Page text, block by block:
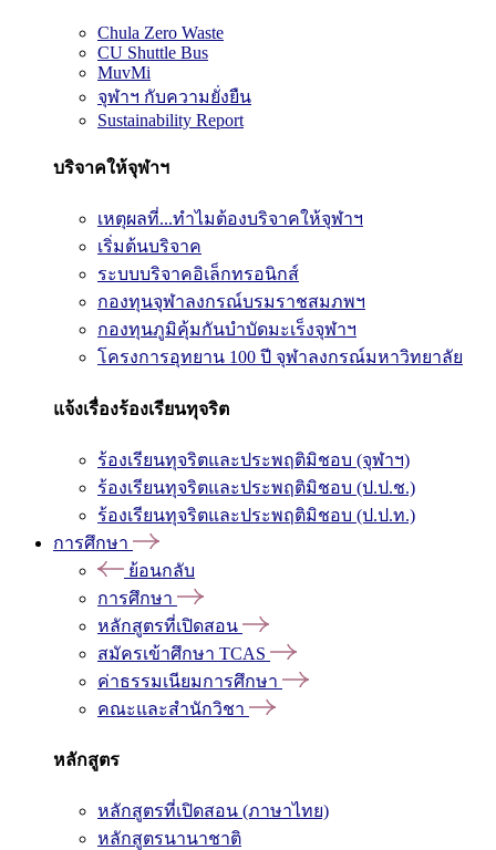
Chula Zero Waste
CU Shuttle Bus
MuvMi
จุฬาฯ กับความยั่งยืน
Sustainability Report
บริจาคให้จุฬาฯ
เหตุผลที่...ทำไมต้องบริจาคให้จุฬาฯ
เริ่มต้นบริจาค
ระบบบริจาคอิเล็กทรอนิกส์
กองทุนจุฬาลงกรณ์บรมราชสมภพฯ
กองทุนภูมิคุ้มกันบำบัดมะเร็งจุฬาฯ
โครงการอุทยาน 100 ปี จุฬาลงกรณ์มหาวิทยาลัย
แจ้งเรื่องร้องเรียนทุจริต
ร้องเรียนทุจริตและประพฤติมิชอบ (จุฬาฯ)
ร้องเรียนทุจริตและประพฤติมิชอบ (ป.ป.ช.)
ร้องเรียนทุจริตและประพฤติมิชอบ (ป.ป.ท.)
การศึกษา
ย้อนกลับ
การศึกษา
หลักสูตรที่เปิดสอน
สมัครเข้าศึกษา TCAS
ค่าธรรมเนียมการศึกษา
คณะและสำนักวิชา
หลักสูตร
หลักสูตรที่เปิดสอน (ภาษาไทย)
หลักสูตรนานาชาติ